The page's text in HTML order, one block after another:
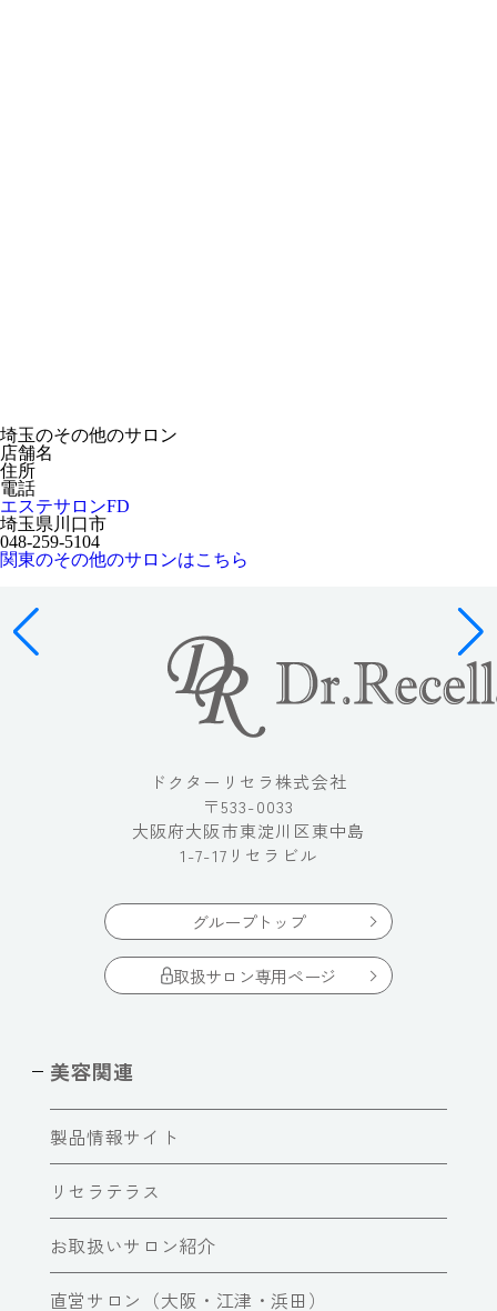
埼玉のその他のサロン
店舗名
住所
電話
エステサロンFD
埼玉県川口市
048-259-5104
関東のその他のサロンはこちら
ドクターリセラ株式会社
〒533-0033
大阪府大阪市東淀川区東中島
1-7-17リセラビル
グループトップ
取扱サロン専用ページ
美容関連
製品情報サイト
リセラテラス
お取扱いサロン紹介
直営サロン（大阪・江津・浜田）